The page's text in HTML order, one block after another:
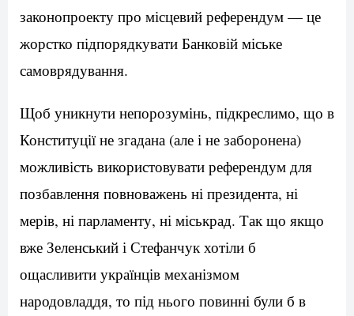
законопроекту про місцевий референдум — це
жорстко підпорядкувати Банковій міське
самоврядування.
Щоб уникнути непорозумінь, підкреслимо, що в
Конституції не згадана (але і не заборонена)
можливість використовувати референдум для
позбавлення повноважень ні президента, ні
мерів, ні парламенту, ні міськрад. Так що якщо
вже Зеленський і Стефанчук хотіли б
ощасливити українців механізмом
народовладдя, то під нього повинні були б в